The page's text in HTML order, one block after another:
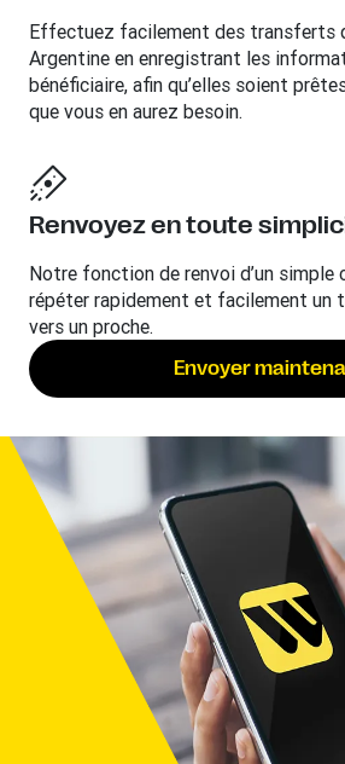
Effectuez facilement des transferts
Argentine en enregistrant les
bénéficiaire, afin qu’elles soient
que vous en aurez besoin.
Renvoyez en toute
Notre fonction de renvoi d’un simple
répéter rapidement et facilement un
vers un proche.
Envoyer